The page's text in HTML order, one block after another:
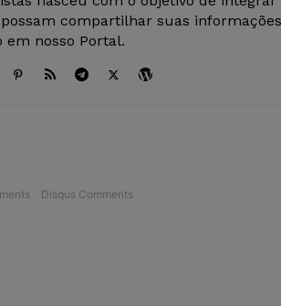
compartilhar suas
em nosso Portal.
Disqus Comments